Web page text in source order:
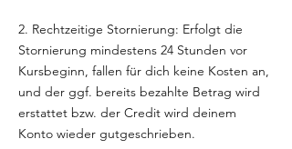
2. Rechtzeitige Stornierung: Erfolgt die
Stornierung mindestens 24 Stunden vor
Kursbeginn, fallen für dich keine Kosten an,
und der ggf. bereits bezahlte Betrag wird
erstattet bzw. der Credit wird deinem
Konto wieder gutgeschrieben.